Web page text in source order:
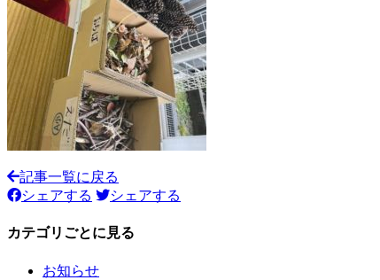
記事一覧に戻る
シェアする
シェアする
カテゴリごとに見る
お知らせ